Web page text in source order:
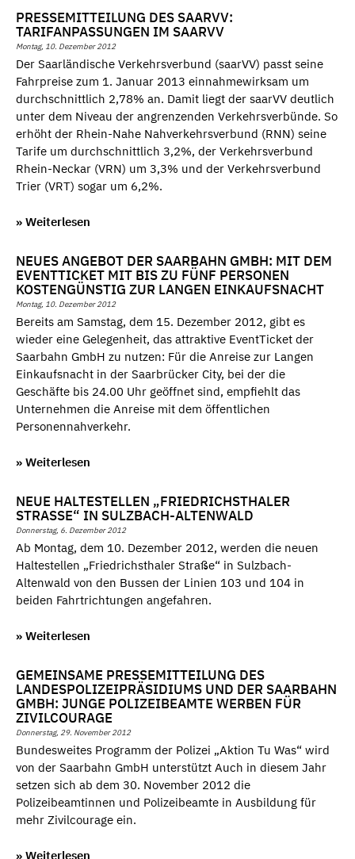
PRESSEMITTEILUNG DES SAARVV:
TARIFANPASSUNGEN IM SAARVV
Montag, 10. Dezember 2012
Der Saarländische Verkehrsverbund (saarVV) passt seine
Fahrpreise zum 1. Januar 2013 einnahmewirksam um
durchschnittlich 2,78% an. Damit liegt der saarVV deutlich
unter dem Niveau der angrenzenden Verkehrsverbünde. So
erhöht der Rhein-Nahe Nahverkehrsverbund (RNN) seine
Tarife um durchschnittlich 3,2%, der Verkehrsverbund
Rhein-Neckar (VRN) um 3,3% und der Verkehrsverbund
Trier (VRT) sogar um 6,2%.
» Weiterlesen
NEUES ANGEBOT DER SAARBAHN GMBH: MIT DEM
EVENTTICKET MIT BIS ZU FÜNF PERSONEN
KOSTENGÜNSTIG ZUR LANGEN EINKAUFSNACHT
Montag, 10. Dezember 2012
Bereits am Samstag, dem 15. Dezember 2012, gibt es
wieder eine Gelegenheit, das attraktive EventTicket der
Saarbahn GmbH zu nutzen: Für die Anreise zur Langen
Einkaufsnacht in der Saarbrücker City, bei der die
Geschäfte bis 24.00 Uhr geöffnet sind, empfiehlt das
Unternehmen die Anreise mit dem öffentlichen
Personennahverkehr.
» Weiterlesen
NEUE HALTESTELLEN „FRIEDRICHSTHALER
STRASSE“ IN SULZBACH-ALTENWALD
Donnerstag, 6. Dezember 2012
Ab Montag, dem 10. Dezember 2012, werden die neuen
Haltestellen „Friedrichsthaler Straße“ in Sulzbach-
Altenwald von den Bussen der Linien 103 und 104 in
beiden Fahrtrichtungen angefahren.
» Weiterlesen
GEMEINSAME PRESSEMITTEILUNG DES
LANDESPOLIZEIPRÄSIDIUMS UND DER SAARBAHN
GMBH: JUNGE POLIZEIBEAMTE WERBEN FÜR
ZIVILCOURAGE
Donnerstag, 29. November 2012
Bundesweites Programm der Polizei „Aktion Tu Was“ wird
von der Saarbahn GmbH unterstützt Auch in diesem Jahr
setzen sich ab dem 30. November 2012 die
Polizeibeamtinnen und Polizeibeamte in Ausbildung für
mehr Zivilcourage ein.
» Weiterlesen